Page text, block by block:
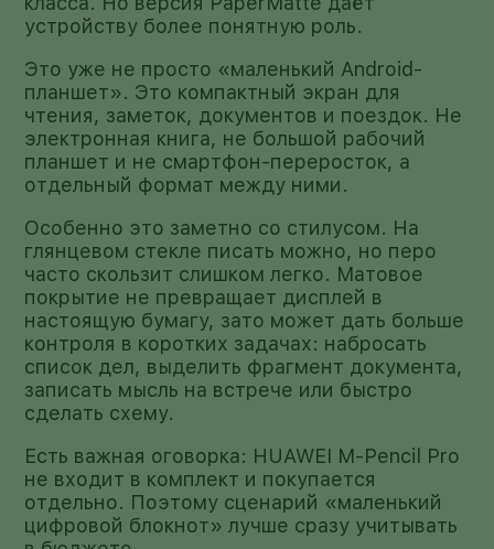
устройству более понятную роль.
Это уже не просто «маленький Android-
планшет». Это компактный экран для
чтения, заметок, документов и поездок. Не
электронная книга, не большой рабочий
планшет и не смартфон-переросток, а
отдельный формат между ними.
Особенно это заметно со стилусом. На
глянцевом стекле писать можно, но перо
часто скользит слишком легко. Матовое
покрытие не превращает дисплей в
настоящую бумагу, зато может дать больше
контроля в коротких задачах: набросать
список дел, выделить фрагмент документа,
записать мысль на встрече или быстро
сделать схему.
Есть важная оговорка: HUAWEI M-Pencil Pro
не входит в комплект и покупается
отдельно. Поэтому сценарий «маленький
цифровой блокнот» лучше сразу учитывать